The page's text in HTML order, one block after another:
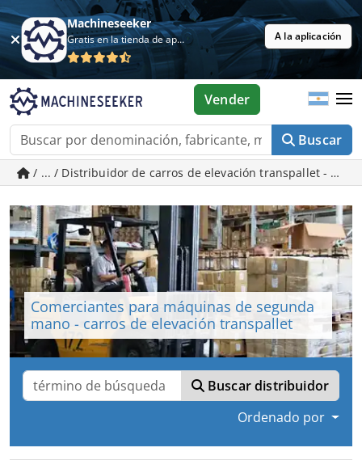
Machineseeker
Gratis en la tienda de aplicaciones A la aplicación
Buscar
Vender
/ ... / Distribuidor de carros de elevación transpallet -
Comerciantes para máquinas de segunda
mano - carros de elevación transpallet
Buscar distribuidor
Ordenado por